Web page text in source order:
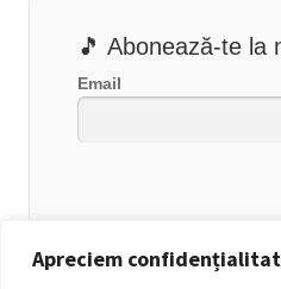
Apreciem
🎵 Abonează-te la
Email